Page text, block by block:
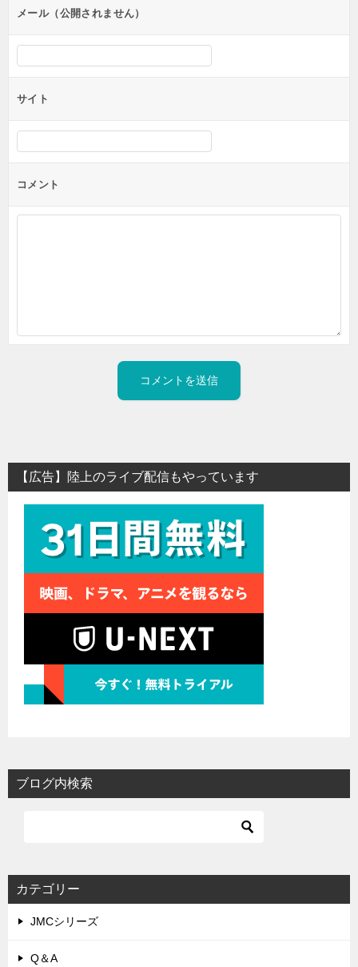
メール（公開されません）
サイト
コメント
【広告】陸上のライブ配信もやっています
ブログ内検索
カテゴリー
JMCシリーズ
Q＆A